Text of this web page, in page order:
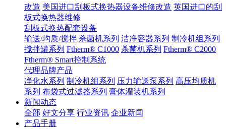
改造 美国进口刮板式换热器设备维修改造 英国进口的刮
板式换热器维修
刮板式换热配套设备
输送/均质/搅拌 杀菌机系列 洁净容器系列 制冷机组系列
搅拌罐系列 Ftherm® C1000 杀菌机系列 Ftherm® C2000
Ftherm® Smart控制系统
代理品牌产品
净化水系列 制冷机组系列 压力输送泵系列 高压均质机
系列 布袋式过滤器系列 膏体灌装机系列
新闻动态
全部 好文分享 行业资讯 企业新闻
产品手册